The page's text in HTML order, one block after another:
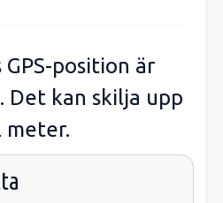
position är
kan skilja upp